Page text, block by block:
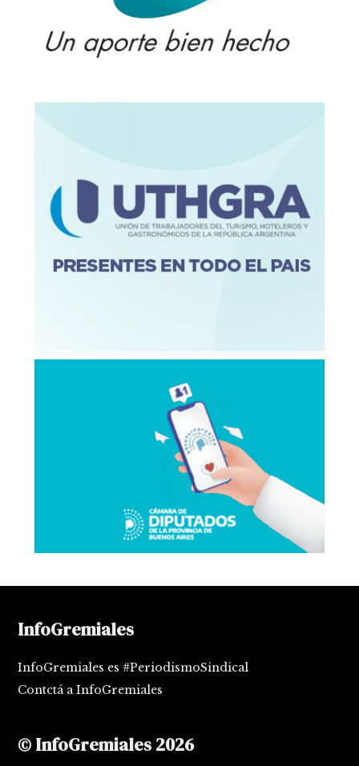
InfoGremiales
InfoGremiales es #PeriodismoSindical
Contctá a InfoGremiales
© InfoGremiales 2026